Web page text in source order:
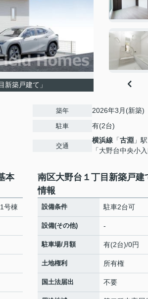
新築戸建て」
築年 2026年3月(新築)
駐車 有(2台)
交通
横浜線 「古淵 」
「大野台中央小
本
号棟
南区大野台１丁目新築戸
情報
設備条件 駐車2台可
設備(その他) -
駐車場/月額 有(2台)/0円
土地権利 所有権
国土法届出 不要